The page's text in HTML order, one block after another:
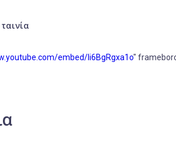
embed/Ii6BgRgxa1o"